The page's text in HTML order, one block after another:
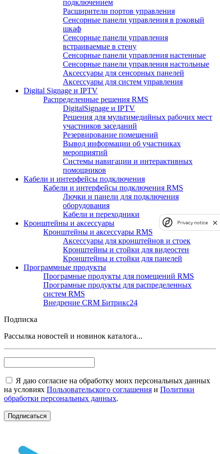
подключением
Расширители портов управления
Сенсорные панели управления в рэковый
шкаф
Сенсорные панели управления
встраиваемые в стену
Сенсорные панели управления настенные
Сенсорные панели управления настольные
Аксессуары для сенсорных панелей
Аксессуары для систем управления
Digital Signage и IPTV
Распределенные решения RMS
DigitalSignage и IPTV
Решения для мультимедийных рабочих мест
участников заседаний
Резервирование помещений
Вывод информации об участниках
мероприятий
Системы навигации и интерактивных
помощников
Кабели и интерфейсы подключения
Кабели и интерфейсы подключения RMS
Лючки и панели для подключения
оборудования
Кабели и переходники
Кронштейны и аксессуары
Кронштейны и аксессуары RMS
Аксессуары для кронштейнов и стоек
Кронштейны и стойки для видеостен
Кронштейны и стойки для панелей
Программные продукты
Програмные продукты для помещений RMS
Програмные продукты для распределенных
систем RMS
Внедрение CRM Битрикс24
Подписка
Рассылка новостей и новинок каталога...
Я даю согласие на обработку моих персональных данных
на условиях Пользовательского соглашения и Политики
обработки персональных данных.
Privacy notice